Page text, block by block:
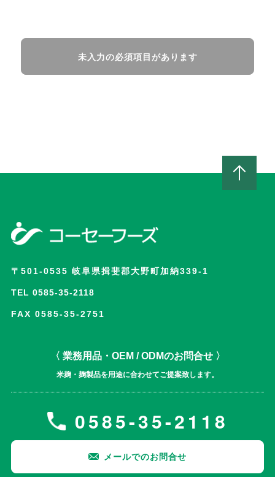
未入力の必須項目があります
〒501-0535 岐阜県揖斐郡大野町加納339-1
TEL 0585-35-2118
FAX 0585-35-2751
〈 業務用品・OEM / ODMのお問合せ 〉
米麹・麹製品を用途に合わせてご提案致します。
0585-35-2118
メールでのお問合せ